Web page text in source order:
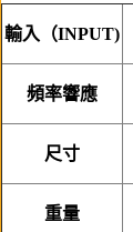
輸入（INPUT)
頻率響應
尺寸
重量